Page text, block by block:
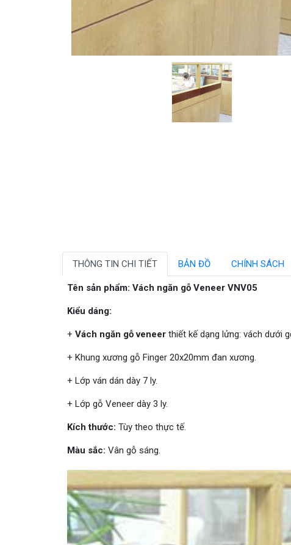
THÔNG TIN CHI TIẾT BẢN ĐỒ CHÍNH SÁCH
Tên sản phẩm: Vách ngăn gỗ Veneer VNV05
Kiểu dáng:
+ Vách ngăn gỗ veneer thiết kế dạng lửng: vách dưới
+ Khung xương gỗ Finger 20x20mm đan xương.
+ Lớp ván dán dày 7 ly.
+ Lớp gỗ Veneer dày 3 ly.
Kích thước: Tùy theo thực tế.
Màu sắc: Vân gỗ sáng.